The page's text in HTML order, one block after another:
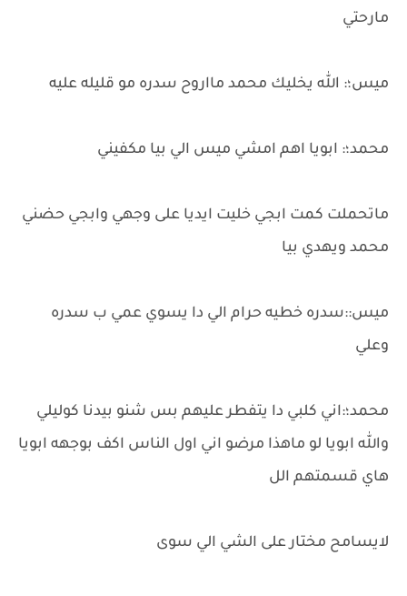
مارحتي
ميس؛: الله يخليك محمد مااروح سدره مو قليله عليه
محمد؛: ابويا اهم امشي ميس الي بيا مكفيني
ماتحملت كمت ابجي خليت ايديا على وجهي وابجي حضني
محمد ويهدي بيا
ميس::سدره خطيه حرام الي دا يسوي عمي ب سدره
وعلي
محمد؛:اني كلبي دا يتفطر عليهم بس شنو بيدنا كوليلي
والله ابويا لو ماهذا مرضو اني اول الناس اكف بوجهه ابويا
هاي قسمتهم الل
لايسامح مختار على الشي الي سوى